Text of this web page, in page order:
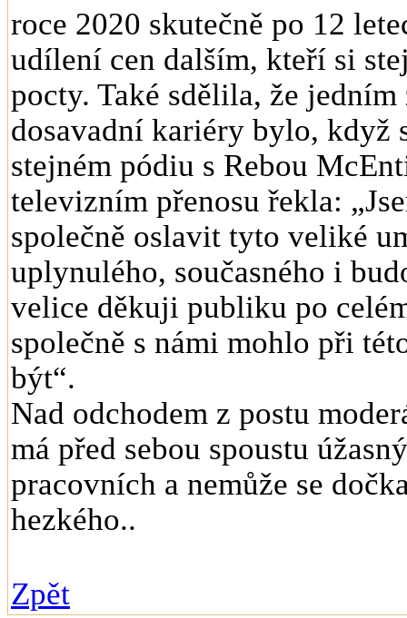
roce 2020 skutečně po 12
udílení cen dalším, kteří si
pocty. Také sdělila, že
dosavadní kariéry bylo, když
stejném pódiu s Rebou
televizním přenosu řekla:
společně oslavit tyto veliké
uplynulého, současného i
velice děkuji publiku po
společně s námi mohlo při
být“.
Nad odchodem z postu
má před sebou spoustu
pracovních a nemůže se
hezkého..
Zpět